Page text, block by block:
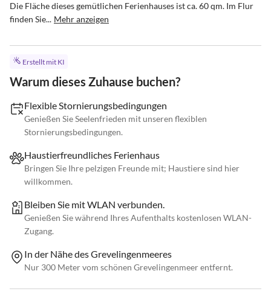
Die Fläche dieses gemütlichen Ferienhauses ist ca. 60 qm. Im Flur
finden Sie... Mehr anzeigen
Erstellt mit KI
Warum dieses Zuhause buchen?
Flexible Stornierungsbedingungen
Genießen Sie Seelenfrieden mit unseren flexiblen
Stornierungsbedingungen.
Haustierfreundliches Ferienhaus
Bringen Sie Ihre pelzigen Freunde mit; Haustiere sind hier
willkommen.
Bleiben Sie mit WLAN verbunden.
Genießen Sie während Ihres Aufenthalts kostenlosen WLAN-
Zugang.
In der Nähe des Grevelingenmeeres
Nur 300 Meter vom schönen Grevelingenmeer entfernt.